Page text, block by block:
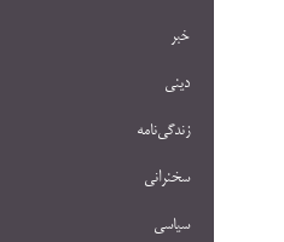
خبر
دینی
زندگی‌نامه
سخنرانی
سیاسی